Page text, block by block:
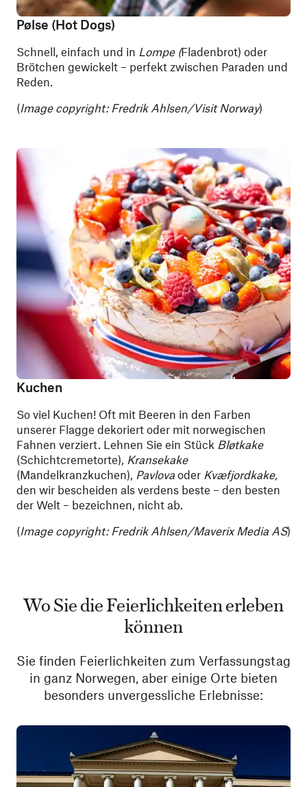
Pølse (Hot Dogs)
Schnell, einfach und in Lompe (Fladenbrot) oder
Brötchen gewickelt – perfekt zwischen Paraden und
Reden.
(Image copyright: Fredrik Ahlsen/Visit Norway)
Kuchen
So viel Kuchen! Oft mit Beeren in den Farben
unserer Flagge dekoriert oder mit norwegischen
Fahnen verziert. Lehnen Sie ein Stück Bløtkake
(Schichtcremetorte), Kransekake
(Mandelkranzkuchen), Pavlova oder Kvæfjordkake,
den wir bescheiden als verdens beste – den besten
der Welt – bezeichnen, nicht ab.
(Image copyright: Fredrik Ahlsen/Maverix Media AS)
Wo Sie die Feierlichkeiten erleben
können
Sie finden Feierlichkeiten zum Verfassungstag
in ganz Norwegen, aber einige Orte bieten
besonders unvergessliche Erlebnisse: